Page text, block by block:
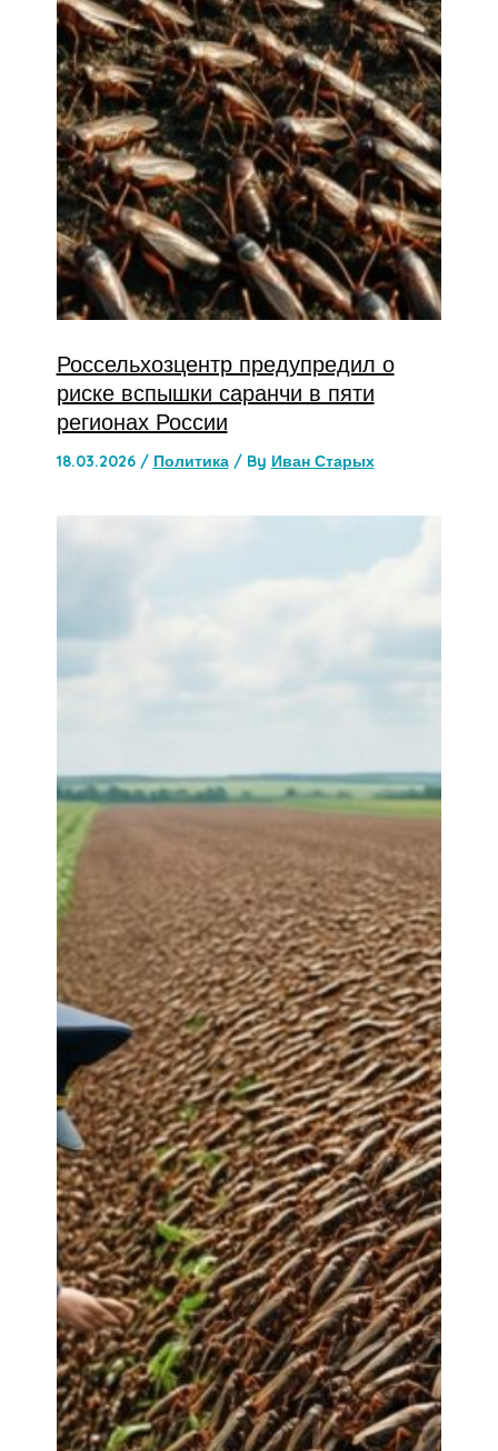
Россельхозцентр предупредил о
риске вспышки саранчи в пяти
регионах России
18.03.2026 / Политика/ By Иван Старых